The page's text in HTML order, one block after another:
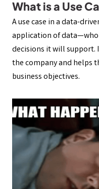
What is a Use
A use case in a data-
application of
decisions it will support.
the company and helps
business objectives.